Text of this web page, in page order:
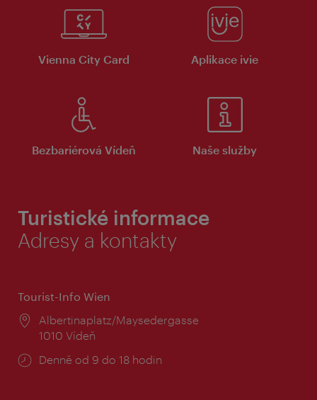
Vienna City Card Aplikace ivie
Bezbariérová Vídeň Naše služby
Turistické informace
Adresy a kontakty
Tourist-Info Wien
Místo:
Albertinaplatz/Maysedergasse
1010 Vídeň
Provozní
Denně od 9 do 18 hodin